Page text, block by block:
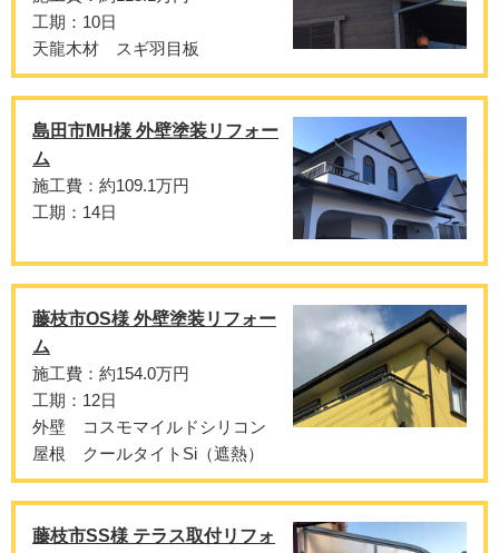
工期：10日
天龍木材 スギ羽目板
島田市MH様 外壁塗装リフォー
ム
施工費：約109.1万円
工期：14日
藤枝市OS様 外壁塗装リフォー
ム
施工費：約154.0万円
工期：12日
外壁 コスモマイルドシリコン
屋根 クールタイトSi（遮熱）
藤枝市SS様 テラス取付リフォ